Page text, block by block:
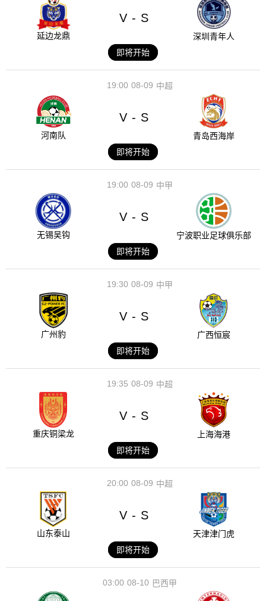
延边龙鼎
V - S
深圳青年人
即将开始
08-09
19:00 中超
河南队
V - S
青岛西海岸
即将开始
08-09
19:00 中甲
无锡吴钩
V - S
宁波职业足球俱乐部
即将开始
08-09
19:30 中甲
广州豹
V - S
广西恒宸
即将开始
08-09
19:35 中超
重庆铜梁龙
V - S
上海海港
即将开始
08-09
20:00 中超
山东泰山
V - S
天津津门虎
即将开始
08-10
03:00 巴西甲